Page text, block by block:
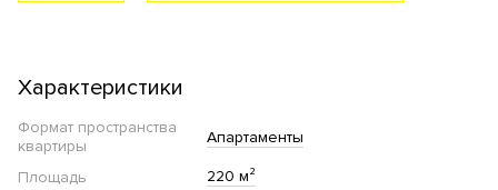
Характеристики
Формат пространства
квартиры
Апартаменты
Площадь
220 м²